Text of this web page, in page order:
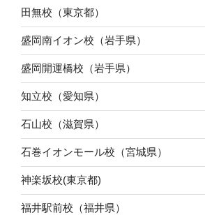
田無校（東京都）
盛岡南イオン校（岩手県）
盛岡開運橋校（岩手県）
知立校（愛知県）
石山校（滋賀県）
石巻イオンモール校（宮城県）
神楽坂校(東京都)
福井駅前校（福井県）